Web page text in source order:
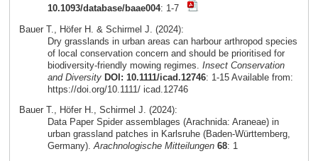
10.1093/database/baae004: 1-7
Bauer T., Höfer H. & Schirmel J. (2024):
Dry grasslands in urban areas can harbour arthropod species
of local conservation concern and should be prioritised for
biodiversity-friendly mowing regimes. Insect Conservation
and Diversity DOI: 10.1111/icad.12746: 1-15 Available from:
https://doi.org/10.1111/ icad.12746
Bauer T., Höfer H., Schirmel J. (2024):
Data Paper Spider assemblages (Arachnida: Araneae) in
urban grassland patches in Karlsruhe (Baden-Württemberg,
Germany).Arachnologische Mitteilungen 68: 1